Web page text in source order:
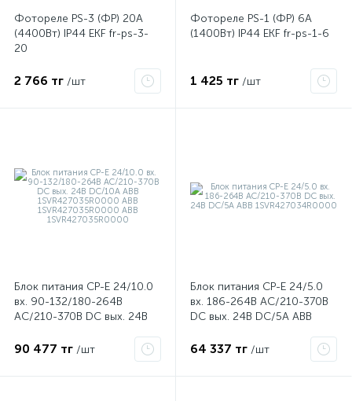
Фотореле PS-3 (ФР) 20А
(4400Вт) IP44 EKF fr-ps-3-
20
2 766 тг /шт
Фотореле PS-1 (ФР) 6А
(1400Вт) IP44 EKF fr-ps-1-6
1 425 тг /шт
Блок питания CP-E 24/10.0
вх. 90-132/180-264В
AC/210-370В DC вых. 24В
1SVR427035R0000 ABB
1SVR427035R0000 ABB
90 477 тг /шт
Блок питания CP-E 24/5.0
вх. 186-264В AC/210-370В
DC вых. 24В DC/5А ABB
64 337 тг /шт